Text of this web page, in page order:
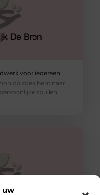
uw
voor iedereen
op zoek bent naar
spullen,